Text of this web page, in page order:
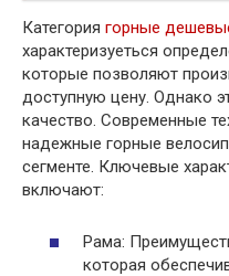
Категория горные
характеризуеться
которые позволяют
доступную цену. Однако
качество. Современные
надежные горные
сегменте. Ключевые
включают:
Рама:
которая